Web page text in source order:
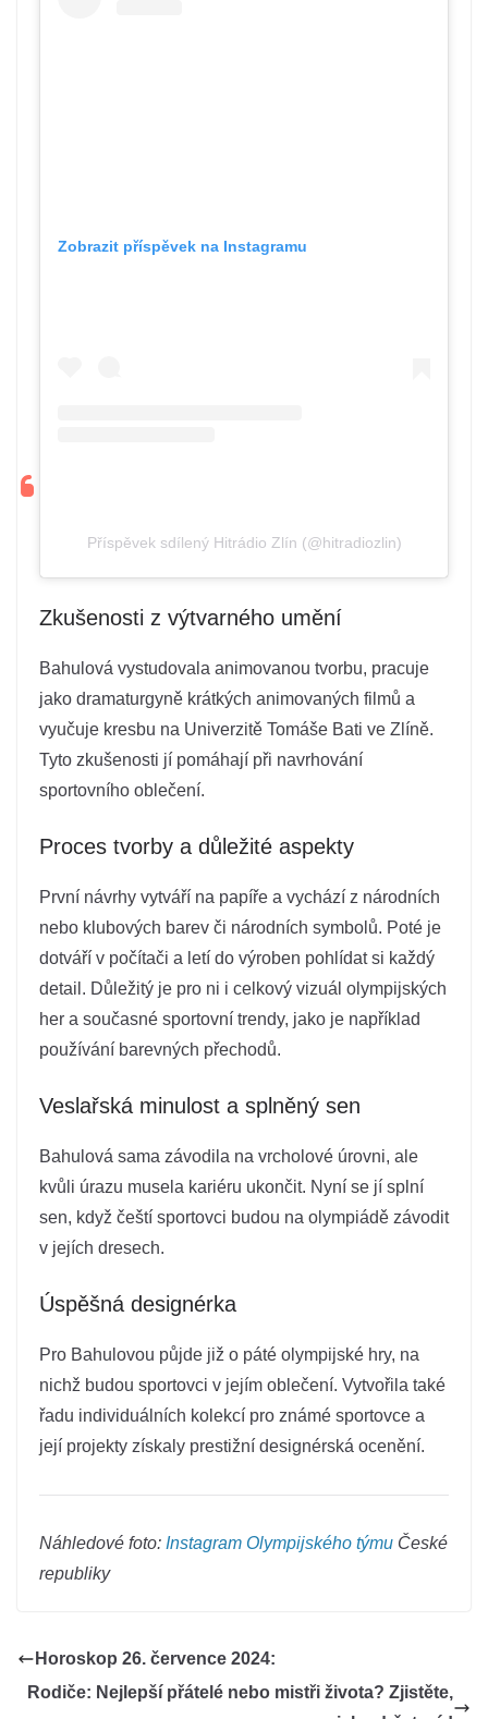
Zobrazit příspěvek na Instagramu
Příspěvek sdílený Hitrádio Zlín (@hitradiozlin)
Zkušenosti z výtvarného umění
Bahulová vystudovala animovanou tvorbu, pracuje
jako dramaturgyně krátkých animovaných filmů a
vyučuje kresbu na Univerzitě Tomáše Bati ve Zlíně.
Tyto zkušenosti jí pomáhají při navrhování
sportovního oblečení.
Proces tvorby a důležité aspekty
První návrhy vytváří na papíře a vychází z národních
nebo klubových barev či národních symbolů. Poté je
dotváří v počítači a letí do výroben pohlídat si každý
detail. Důležitý je pro ni i celkový vizuál olympijských
her a současné sportovní trendy, jako je například
používání barevných přechodů.
Veslařská minulost a splněný sen
Bahulová sama závodila na vrcholové úrovni, ale
kvůli úrazu musela kariéru ukončit. Nyní se jí splní
sen, když čeští sportovci budou na olympiádě závodit
v jejích dresech.
Úspěšná designérka
Pro Bahulovou půjde již o páté olympijské hry, na
nichž budou sportovci v jejím oblečení. Vytvořila také
řadu individuálních kolekcí pro známé sportovce a
její projekty získaly prestižní designérská ocenění.
Náhledové foto: Instagram Olympijského týmu České
republiky
Horoskop 26. července 2024:
Rodiče: Nejlepší přátelé nebo mistři života? Zjistěte,